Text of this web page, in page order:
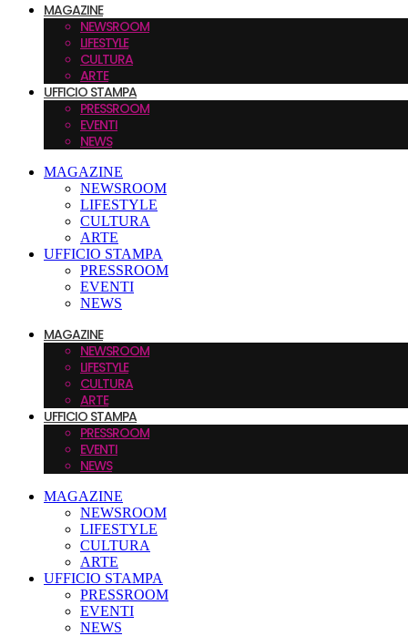
MAGAZINE
NEWSROOM
LIFESTYLE
CULTURA
ARTE
UFFICIO STAMPA
PRESSROOM
EVENTI
NEWS
MAGAZINE
NEWSROOM
LIFESTYLE
CULTURA
ARTE
UFFICIO STAMPA
PRESSROOM
EVENTI
NEWS
MAGAZINE
NEWSROOM
LIFESTYLE
CULTURA
ARTE
UFFICIO STAMPA
PRESSROOM
EVENTI
NEWS
MAGAZINE
NEWSROOM
LIFESTYLE
CULTURA
ARTE
UFFICIO STAMPA
PRESSROOM
EVENTI
NEWS